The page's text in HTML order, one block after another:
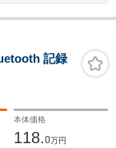
記録
本体価格
118.0万円